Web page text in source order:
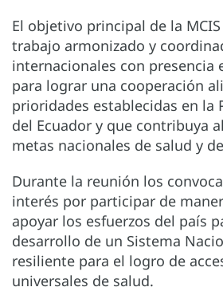
El objetivo principal de la
trabajo armonizado y
internacionales con presencia
para lograr una cooperación
prioridades establecidas en la
del Ecuador y que contribuya
metas nacionales de salud y
Durante la reunión los
interés por participar de
apoyar los esfuerzos del país
desarrollo de un Sistema
resiliente para el logro de
universales de salud.